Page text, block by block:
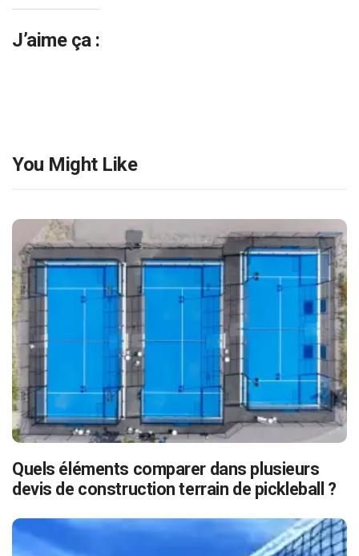
J’aime ça :
You Might Like
Quels éléments comparer dans plusieurs
devis de construction terrain de pickleball ?